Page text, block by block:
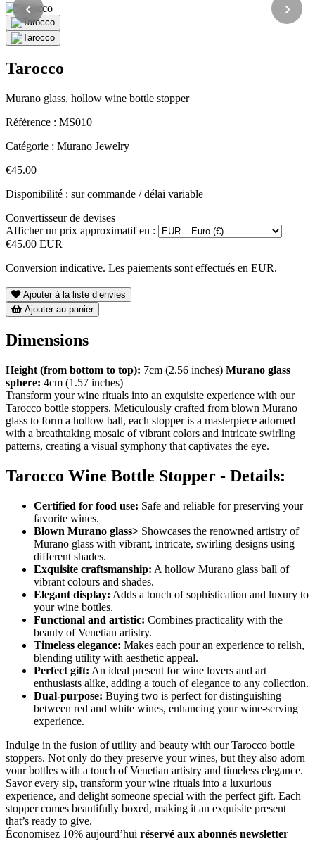
‹ ›
Tarocco
Murano glass, hollow wine bottle stopper
Référence : MS010
Catégorie : Murano Jewelry
€45.00
Disponibilité : sur commande / délai variable
Convertisseur de devises
Afficher un prix approximatif en :
€45.00 EUR
Conversion indicative. Les paiements sont effectués en EUR.
Ajouter à la liste d’envies
Ajouter au panier
Dimensions
Height (from bottom to top): 7cm (2.56 inches) Murano glass
sphere: 4cm (1.57 inches)
Transform your wine rituals into an exquisite experience with our
Tarocco bottle stoppers. Meticulously crafted from blown Murano
glass to form a hollow ball, each stopper is a masterpiece adorned
with a breathtaking mosaic of vibrant colors and intricate swirling
patterns, creating a visual symphony that captivates the eye.
Tarocco Wine Bottle Stopper - Details:
Certified for food use: Safe and reliable for preserving your
favorite wines.
Blown Murano glass> Showcases the renowned artistry of
Murano glass with vibrant, intricate, swirling designs using
different shades.
Exquisite craftsmanship: A hollow Murano glass ball of
vibrant colours and shades.
Elegant display: Adds a touch of sophistication and luxury to
your wine bottles.
Functional and artistic: Combines practicality with the
beauty of Venetian artistry.
Timeless elegance: Makes each pour an experience to relish,
blending utility with aesthetic appeal.
Perfect gift: An ideal present for wine lovers and art
enthusiasts alike, adding a touch of elegance to any collection.
Dual-purpose: Buying two is perfect for distinguishing
between red and white wines, enhancing your wine-serving
experience.
Indulge in the fusion of utility and beauty with our Tarocco bottle
stoppers. Not only do they preserve your wines, but they also adorn
your bottles with a touch of Venetian artistry and timeless elegance.
Savor every sip, transform your wine rituals into a luxurious
experience, and delight someone special with the perfect gift. Each
stopper comes beautifully boxed, making it an exquisite present
that’s ready to give.
Économisez 10% aujourd’hui réservé aux abonnés newsletter